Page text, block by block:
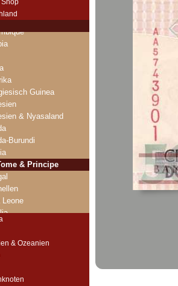
Guinea
& Nyasaland
Burundi
& Principe
Leone
& Ozeanien